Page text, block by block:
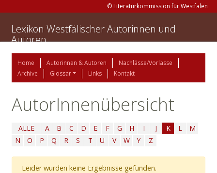
© Literaturkommission für Westfalen
Lexikon Westfälischer Autorinnen und
Autoren
Home Autorinnen & Autoren
Nachlässe/Vorlässe
Archive
Glossar Links Kontakt
AutorInnenübersicht
ALLE A B C D E F G H I J K L
M
N
O P Q R S T U V W Y Z
Leider wurden keine Ergebnisse gefunden.